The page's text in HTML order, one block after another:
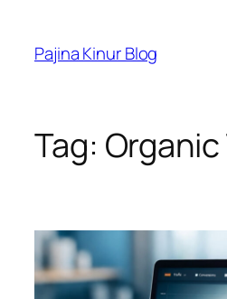
content
Pajina Kinur Blog
Tag: